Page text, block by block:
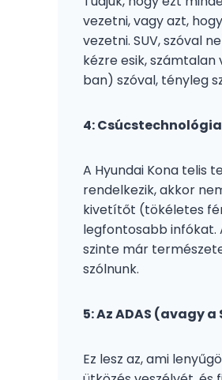
vezetni, vagy azt,
vezetni. SUV, szóval
kézre esik,
ban) szóval, tényleg
4: Csúcstechnológia
A Hyundai Kona telis
rendelkezik, akkor
kivetítőt (tökéletes
legfontosabb infókat.
szinte már
szólnunk.
5: Az ADAS (avagy
Ez lesz az, ami